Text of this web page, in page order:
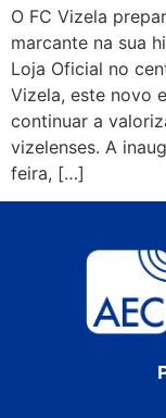
O FC Vizela
marcante na sua
Loja Oficial no
Vizela, este novo
continuar a
vizelenses. A
feira, […]